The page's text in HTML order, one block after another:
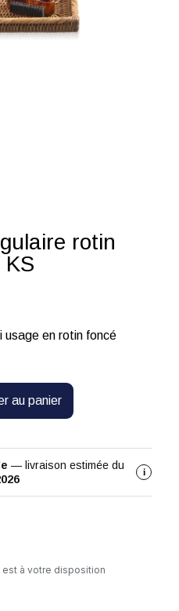
rotin
KS
usage en rotin foncé
au panier
— livraison estimée du
i
à votre disposition